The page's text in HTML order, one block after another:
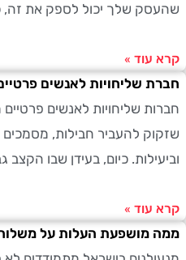
שלך יכול לספק את זה, כך
»
שליחויות לאנשים פרטיים
שליחויות לאנשים פרטיים
להעביר חבילות, מסמכים או
כיום, בעידן שבו הקצב גבוה,
»
מושפעת העלות על משלוח